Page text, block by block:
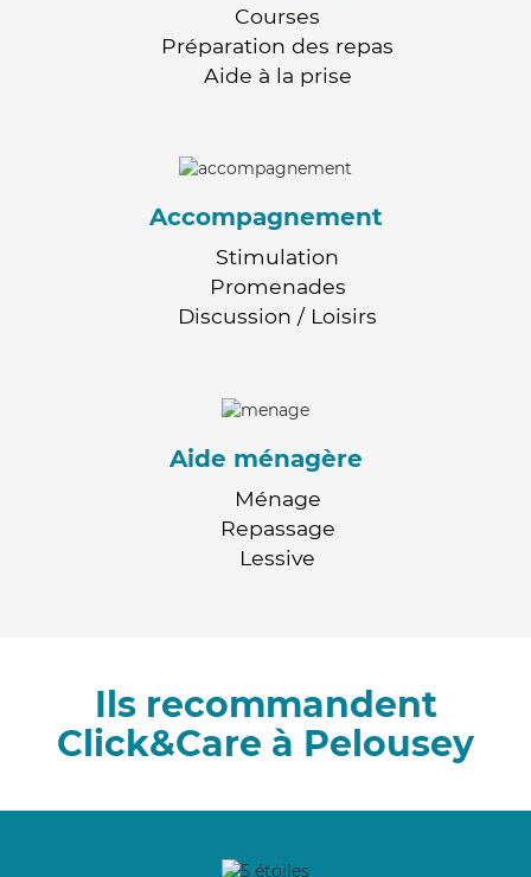
Courses
Préparation des repas
Aide à la prise
Accompagnement
Stimulation
Promenades
Discussion / Loisirs
Aide ménagère
Ménage
Repassage
Lessive
Ils recommandent
Click&Care à Pelousey